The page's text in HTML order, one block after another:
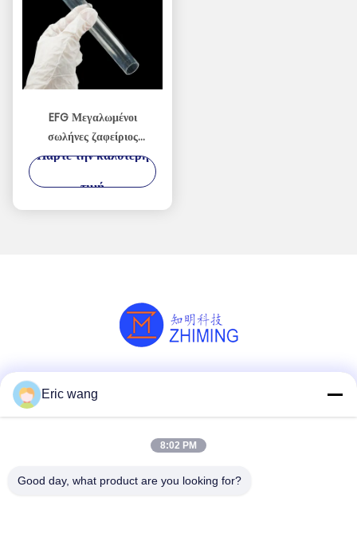
EFG Μεγαλωμένοι
σωλήνες ζαφείριος
υψηλής απόδοσης
μονοκρυστάλλιο ζαφείριος
προστασία
Πάρτε την καλύτερη
τιμή
Τηλ.
Eric wang
8:02 PM
Good day, what product are you looking for?